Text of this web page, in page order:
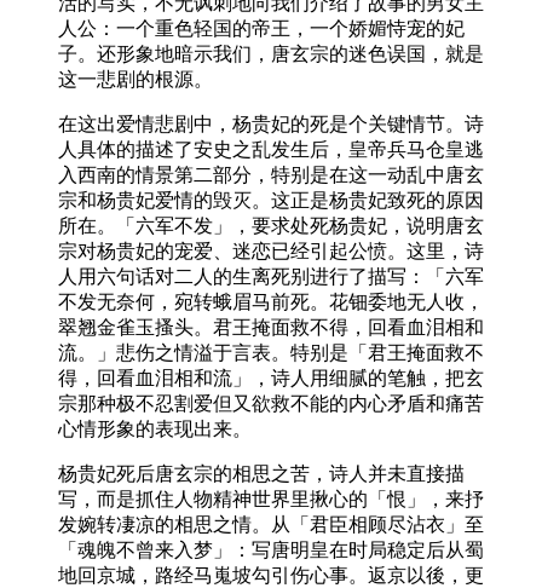
人公：一个重色轻国的帝王，一个娇媚恃宠的妃
子。还形象地暗示我们，唐玄宗的迷色误国，就是
这一悲剧的根源。
在这出爱情悲剧中，杨贵妃的死是个关键情节。诗
人具体的描述了安史之乱发生后，皇帝兵马仓皇逃
入西南的情景第二部分，特别是在这一动乱中唐玄
宗和杨贵妃爱情的毁灭。这正是杨贵妃致死的原因
所在。「六军不发」，要求处死杨贵妃，说明唐玄
宗对杨贵妃的宠爱、迷恋已经引起公愤。这里，诗
人用六句话对二人的生离死别进行了描写：「六军
不发无奈何，宛转蛾眉马前死。花钿委地无人收，
翠翘金雀玉搔头。君王掩面救不得，回看血泪相和
流。」悲伤之情溢于言表。特别是「君王掩面救不
得，回看血泪相和流」，诗人用细腻的笔触，把玄
宗那种极不忍割爱但又欲救不能的内心矛盾和痛苦
心情形象的表现出来。
杨贵妃死后唐玄宗的相思之苦，诗人并未直接描
写，而是抓住人物精神世界里揪心的「恨」，来抒
发婉转凄凉的相思之情。从「君臣相顾尽沾衣」至
「魂魄不曾来入梦」：写唐明皇在时局稳定后从蜀
地回京城，路经马嵬坡勾引伤心事。返京以後，更